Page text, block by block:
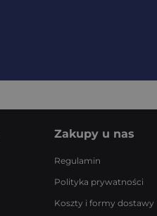
Zakupy u nas
Regulamin
Polityka prywatności
Koszty i formy dostawy